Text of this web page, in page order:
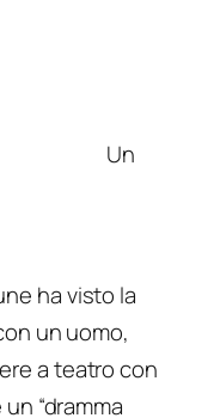
Un
ha visto la
un uomo,
a teatro con
“dramma